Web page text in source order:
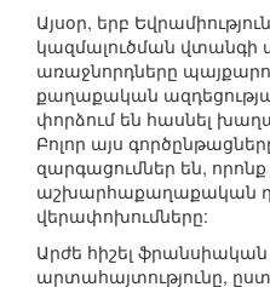
Այսօր, երբ
կազմալուծման վտանգի
առաջնորդները
քաղաքական
փորձում են հասնել
Բոլոր այս
զարգացումներ են, որոնք
աշխարհաքաղաքական
վերափոխումները:
Արժե հիշել
արտահայտությունը, ըստ